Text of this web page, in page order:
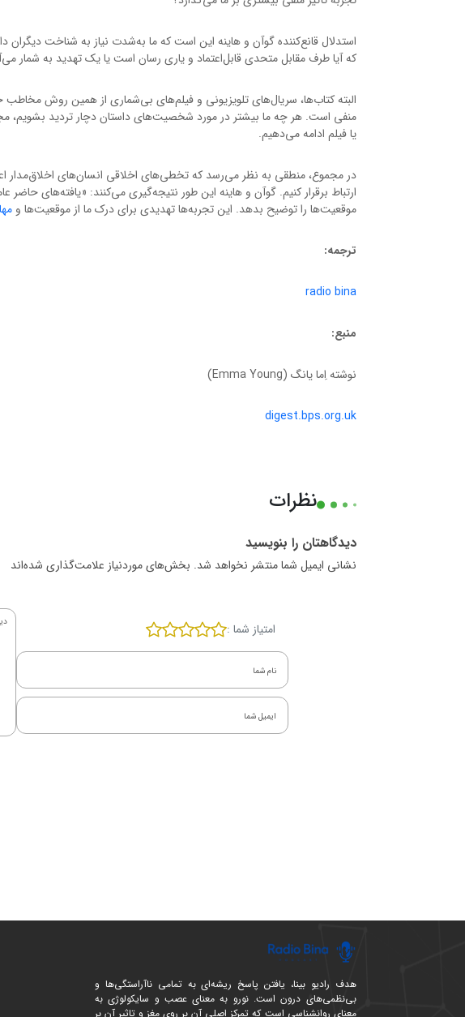
استدلال قانع‌کننده گوآن و هاینه این است که ما به‌شدت نیاز به شناخت دیگران
که آیا طرف مقابل متحدی قابل‌اعتماد و یاری رسان است یا یک تهدید به شمار
البته کتاب‌ها، سریال‌های تلویزیونی و فیلم‌های بی‌شماری از همین روش
منفی است. هر چه ما بیشتر در مورد شخصیت‌های داستان دچار تردید بشویم،
یا فیلم ادامه می‌دهیم.
در مجموع، منطقی به نظر می‌رسد که تخطی‌های اخلاقی انسان‌های اخلاق‌مدار
ارتباط برقرار کنیم. گوآن و هاینه این طور نتیجه‌گیری می‌کنند: «یافته‌های
موقعیت‌ها را توضیح بدهد. این تجربه‌ها تهدیدی برای درک ما از موقعیت‌ها و
ترجمه:
radio bina
منبع:
نوشته اِما یانگ (Emma Young)
digest.bps.org.uk
نظرات
دیدگاهتان را بنویسید
نشانی ایمیل شما منتشر نخواهد شد. بخش‌های موردنیاز علامت‌گذاری شده‌اند
امتیاز شما :
هدف رادیو بینا، یافتن پاسخ ریشه‌ای به تمامی ناآراستگی‌ها و
بی‌نظمی‌های درون است. نورو به معنای عصب و سایکولوژی به
معنای روانشناسی است که تمرکز اصلی آن بر روی مغز و تاثیر آن بر